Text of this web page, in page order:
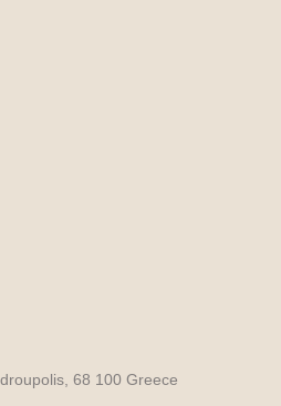
68 100 Greece